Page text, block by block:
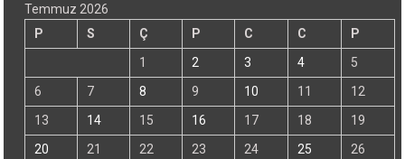
Temmuz 2026
P
S Ç P C C
P
1
2 3 4
5
6
7 8 9 10 11
12
13
14 15 16 17 18
19
20
21 22 23 24 25 26